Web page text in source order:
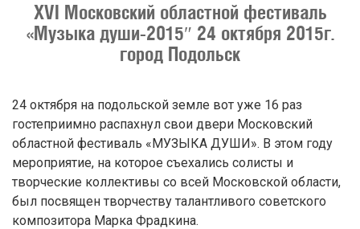
XVI Московский областной фестиваль
«Музыка души-2015″ 24 октября 2015г.
город Подольск
24 октября на подольской земле вот уже 16 раз
гостеприимно распахнул свои двери Московский
областной фестиваль «МУЗЫКА ДУШИ». В этом году
мероприятие, на которое съехались солисты и
творческие коллективы со всей Московской области,
был посвящен творчеству талантливого советского
композитора Марка Фрадкина.